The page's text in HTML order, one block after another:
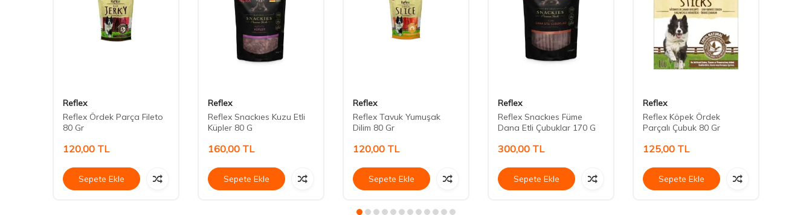
Reflex
Reflex Ördek Parça Fileto
80 Gr
120,00 TL
Sepete Ekle
Reflex
Reflex Snackıes Kuzu Etli
Küpler 80 G
160,00 TL
Sepete Ekle
Reflex
Reflex Tavuk Yumuşak
Dilim 80 Gr
120,00 TL
Sepete Ekle
Reflex
Reflex Snackıes Füme
Dana Etli Çubuklar 170 G
300,00 TL
Sepete Ekle
Reflex
Reflex Köpek Ördek
Parçalı Çubuk 80 Gr
125,00 TL
Sepete Ekle